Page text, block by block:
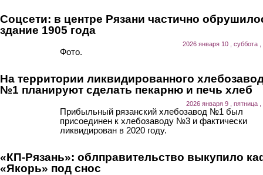
Соцсети: в центре Рязани частично
здание 1905 года
2026 января 10 , суббота ,
Фото.
На территории ликвидированного
№1 планируют сделать пекарню и печь хлеб
2026 января 9 , пятница ,
Прибыльный рязанский хлебозавод №1 был
присоединен к хлебозаводу №3 и фактически
ликвидирован в 2020 году.
«КП-Рязань»: облправительство выкупило
«Якорь» под снос